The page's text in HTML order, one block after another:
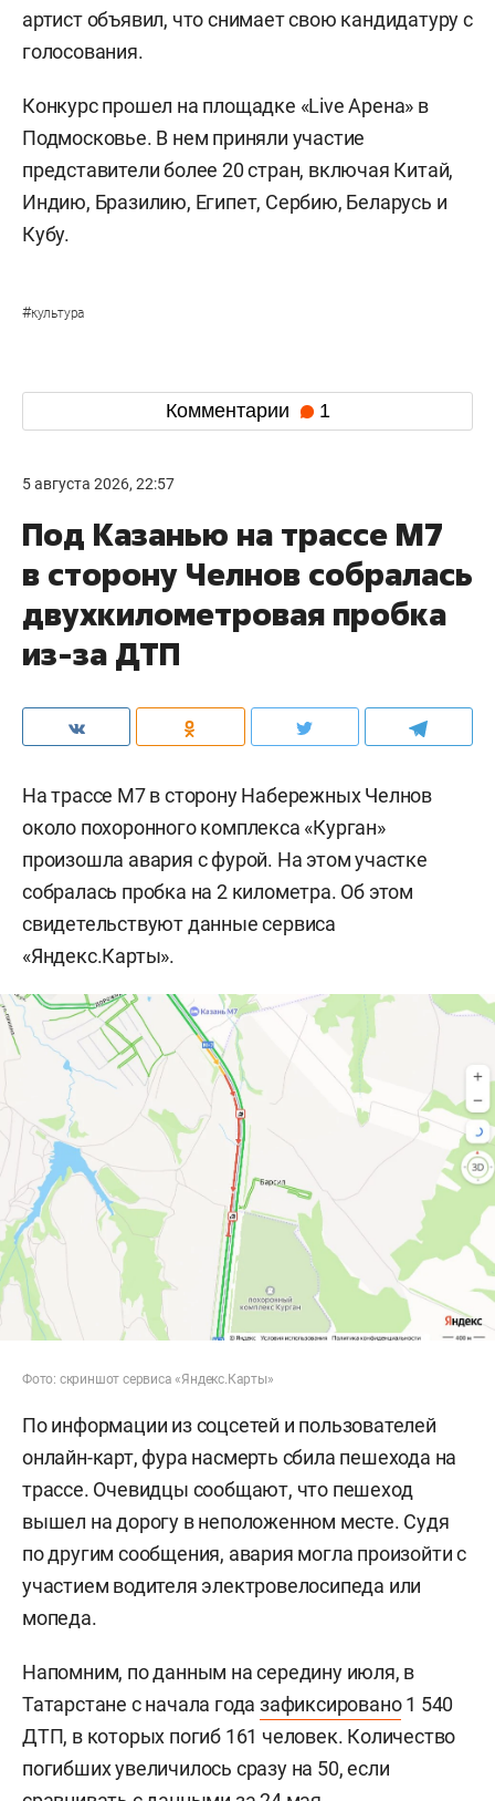
артист объявил, что снимает свою кандидатуру с
голосования.
Конкурс прошел на площадке «Live Арена» в
Подмосковье. В нем приняли участие
представители более 20 стран, включая Китай,
Индию, Бразилию, Египет, Сербию, Беларусь и
Кубу.
#культура
Комментарии 1
5 августа 2026, 22:57
Под Казанью на трассе М7
в сторону Челнов собралась
двухкилометровая пробка
из-за ДТП
На трассе М7 в сторону Набережных Челнов
около похоронного комплекса «Курган»
произошла авария с фурой. На этом участке
собралась пробка на 2 километра. Об этом
свидетельствуют данные сервиса
«Яндекс.Карты».
Фото: скриншот сервиса «Яндекс.Карты»
По информации из соцсетей и пользователей
онлайн-карт, фура насмерть сбила пешехода на
трассе. Очевидцы сообщают, что пешеход
вышел на дорогу в неположенном месте. Судя
по другим сообщения, авария могла произойти с
участием водителя электровелосипеда или
мопеда.
Напомним, по данным на середину июля, в
Татарстане с начала годазафиксировано1 540
ДТП, в которых погиб 161 человек. Количество
погибших увеличилось сразу на 50, если